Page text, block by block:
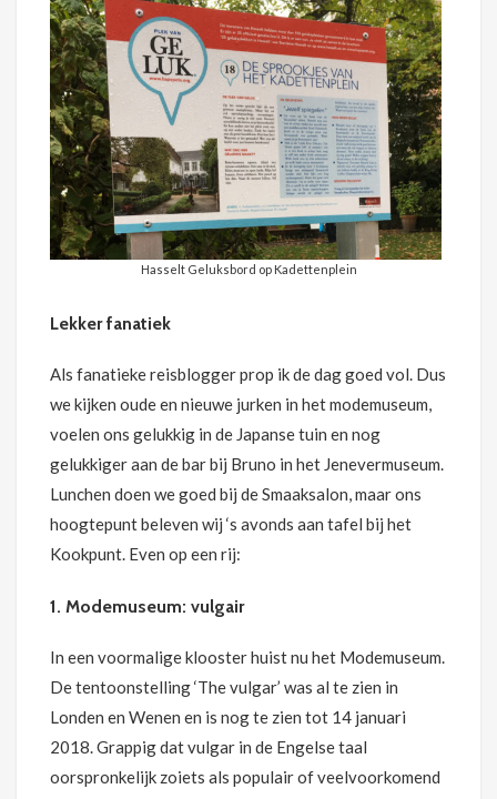
Hasselt Geluksbord op Kadettenplein
Lekker fanatiek
Als fanatieke reisblogger prop ik de dag goed vol. Dus
we kijken oude en nieuwe jurken in het modemuseum,
voelen ons gelukkig in de Japanse tuin en nog
gelukkiger aan de bar bij Bruno in het Jenevermuseum.
Lunchen doen we goed bij de Smaaksalon, maar ons
hoogtepunt beleven wij ‘s avonds aan tafel bij het
Kookpunt. Even op een rij:
1. Modemuseum: vulgair
In een voormalige klooster huist nu het Modemuseum.
De tentoonstelling ‘The vulgar’ was al te zien in
Londen en Wenen en is nog te zien tot 14 januari
2018. Grappig dat vulgar in de Engelse taal
oorspronkelijk zoiets als populair of veelvoorkomend